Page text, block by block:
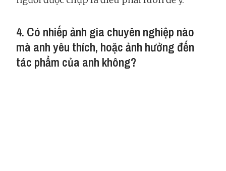
4. Có nhiếp ảnh gia chuyên nghiệp nào
mà anh yêu thích, hoặc ảnh hưởng đến
tác phẩm của anh không?